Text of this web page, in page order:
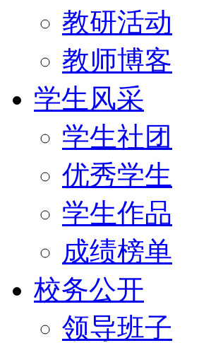
教研活动
教师博客
学生风采
学生社团
优秀学生
学生作品
成绩榜单
校务公开
领导班子